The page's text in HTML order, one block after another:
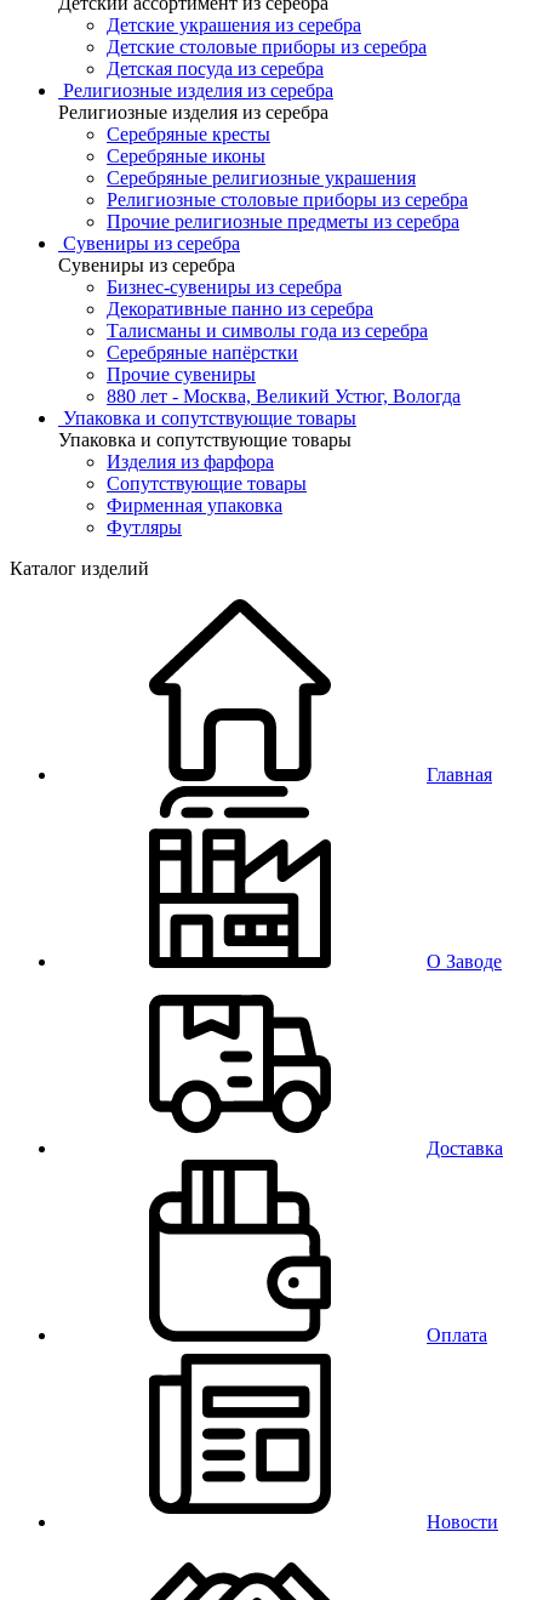
Детские украшения из серебра
Детские столовые приборы из серебра
Детская посуда из серебра
Религиозные изделия из серебра
Религиозные изделия из серебра
Серебряные кресты
Серебряные иконы
Серебряные религиозные украшения
Религиозные столовые приборы из серебра
Прочие религиозные предметы из серебра
Сувениры из серебра
Сувениры из серебра
Бизнес-сувениры из серебра
Декоративные панно из серебра
Талисманы и символы года из серебра
Серебряные напёрстки
Прочие сувениры
880 лет - Москва, Великий Устюг, Вологда
Упаковка и сопутствующие товары
Упаковка и сопутствующие товары
Изделия из фарфора
Сопутствующие товары
Фирменная упаковка
Футляры
Каталог изделий
Главная
О Заводе
Доставка
Оплата
Новости